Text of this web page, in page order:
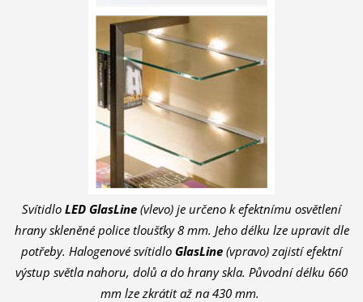
Svítidlo LED GlasLine (vlevo) je určeno k efektnímu osvětlení
hrany skleněné police tloušťky 8 mm. Jeho délku lze upravit dle
potřeby. Halogenové svítidlo GlasLine (vpravo) zajistí efektní
výstup světla nahoru, dolů a do hrany skla. Původní délku 660
mm lze zkrátit až na 430 mm.